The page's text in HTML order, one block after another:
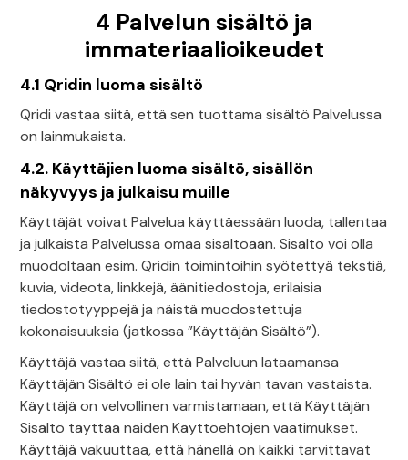
4 Palvelun sisältö ja
immateriaalioikeudet
4.1 Qridin luoma sisältö
Qridi vastaa siitä, että sen tuottama sisältö Palvelussa
on lainmukaista.
4.2. Käyttäjien luoma sisältö, sisällön
näkyvyys ja julkaisu muille
Käyttäjät voivat Palvelua käyttäessään luoda, tallentaa
ja julkaista Palvelussa omaa sisältöään. Sisältö voi olla
muodoltaan esim. Qridin toimintoihin syötettyä tekstiä,
kuvia, videota, linkkejä, äänitiedostoja, erilaisia
tiedostotyyppejä ja näistä muodostettuja
kokonaisuuksia (jatkossa ”Käyttäjän Sisältö”).
Käyttäjä vastaa siitä, että Palveluun lataamansa
Käyttäjän Sisältö ei ole lain tai hyvän tavan vastaista.
Käyttäjä on velvollinen varmistamaan, että Käyttäjän
Sisältö täyttää näiden Käyttöehtojen vaatimukset.
Käyttäjä vakuuttaa, että hänellä on kaikki tarvittavat